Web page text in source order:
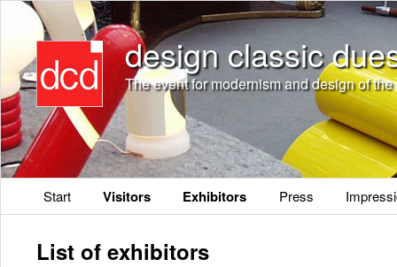
design classic
The event for modernism and design of
Main menuStart Visitors Exhibitors Press
List of exhibitors